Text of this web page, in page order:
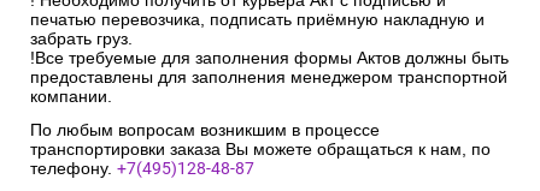
печатью перевозчика, подписать приёмную накладную и
забрать груз.
!Все требуемые для заполнения формы Актов должны быть
предоставлены для заполнения менеджером транспортной
компании.
По любым вопросам возникшим в процессе
транспортировки заказа Вы можете обращаться к нам, по
телефону. +7(495)128-48-87